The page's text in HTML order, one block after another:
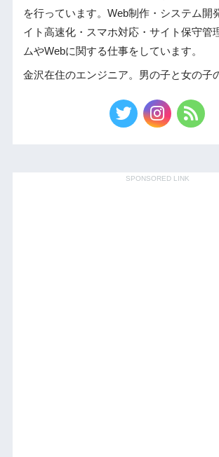
を行っています。Web制作・システム開
イト高速化・スマホ対応・サイト保守管
ムやWebに関する仕事をしています。
金沢在住のエンジニア。男の子と女の子
SPONSORED LINK